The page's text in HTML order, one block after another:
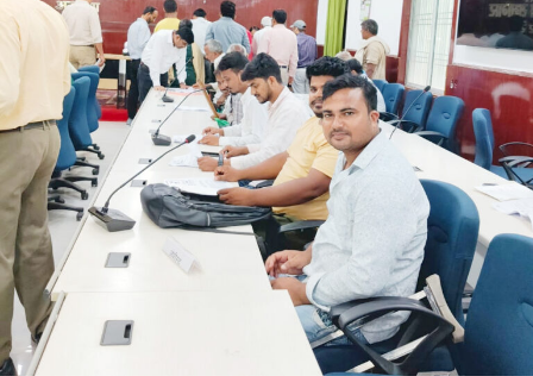
کہا کہ عوام نے نیشنل ڈیموکریٹک الائنس (این ڈی اے) کو 202
ایم ایل ایز کا مینڈیٹ دیا تھا۔ انہوں نے کہا کہ اب بی جے پی کی
ذمہ داری ہے کہ وہ بہار کی قیادت کسی ایسے شخص کے
سپرد کرے جس کا عکس بے داغ ہو اور جو تعلیم، روزگار اور گڈ
گورننس کو یقینی بنانے کے ساتھ ساتھ ہجرت (مائگریشن) کو
روک سکے۔
مسٹر کشور نے کہا کہ بہار کو ایک ایسے اچھے اور اہل وزیر
اعلیٰ کی ضرورت ہے جو معیاری تعلیم فراہم کرے، روزگار کے
مواقع پیدا کرے اور بہاریوں کے وقار کو بحال کرے۔انہوں نے
کسی متبادل لیڈر کا نام لیے بغیر کہا کہ ان کی مخالفت کسی
فرد یا پارٹی سے نہیں بلکہ’’کمزور قیادت‘‘سے ہے۔ وزیر اعلیٰ
مسٹر چودھری کا نام لیے بغیر ان کی طرف اشارہ کرتے ہوئے
انہوں نے الزام لگایا کہ ان سے لوگ اچھی طرح واقف ہیں اور